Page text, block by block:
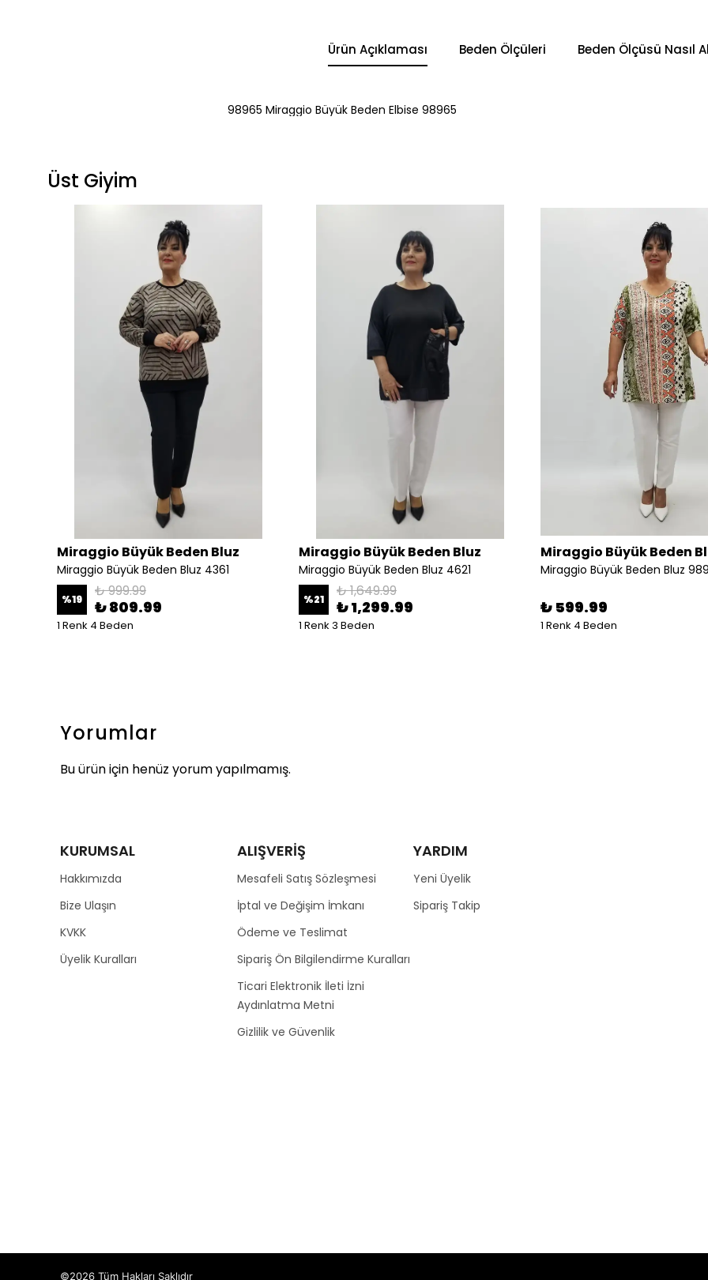
Ürün Açıklaması Beden Ölçüleri Beden Ölçüsü Nasıl
98965 Miraggio Büyük Beden Elbise 98965
Üst Giyim
Miraggio Büyük Beden Bluz
Miraggio Büyük Beden Bluz 4361
%19 ₺ 999.99
₺ 809.99
1 Renk 4 Beden
Miraggio Büyük Beden Bluz
Miraggio Büyük Beden Bluz 4621
%21 ₺ 1,649.99
₺ 1,299.99
1 Renk 3 Beden
Miraggio Büyük Beden
Miraggio Büyük Beden Bluz
₺ 599.99
1 Renk 4 Beden
Yorumlar
Bu ürün için henüz yorum yapılmamış.
KURUMSAL
Hakkımızda
Bize Ulaşın
KVKK
Üyelik Kuralları
ALIŞVERİŞ
Mesafeli Satış Sözleşmesi
İptal ve Değişim İmkanı
Ödeme ve Teslimat
Sipariş Ön Bilgilendirme Kuralları
Ticari Elektronik İleti İzni
Aydınlatma Metni
Gizlilik ve Güvenlik
YARDIM
Yeni Üyelik
Sipariş Takip
©2026 Tüm Hakları Saklıdır